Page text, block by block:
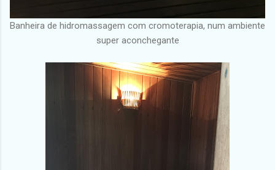
Banheira de hidromassagem com cromoterapia, num ambiente
super aconchegante